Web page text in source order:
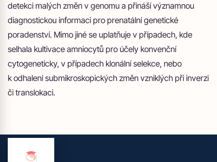
detekci malých změn v genomu a přináší významnou
diagnostickou informaci pro prenatální genetické
poradenství. Mimo jiné se uplatňuje v případech, kde
selhala kultivace amniocytů pro účely konvenční
cytogeneticky, v případech klonální selekce, nebo
k odhalení submikroskopických změn vzniklých při inverzi
či translokaci.